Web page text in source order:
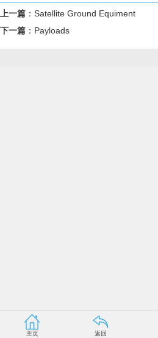
上一篇 ： Satellite Ground Equiment
下一篇 ： Payloads
主页 返回